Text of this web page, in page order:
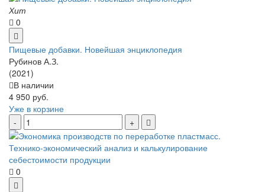
Хит
0
Пищевые добавки. Новейшая энциклопедия
Рубинов А.З.
(2021)
В наличии
4 950 руб.
Уже в корзине
0